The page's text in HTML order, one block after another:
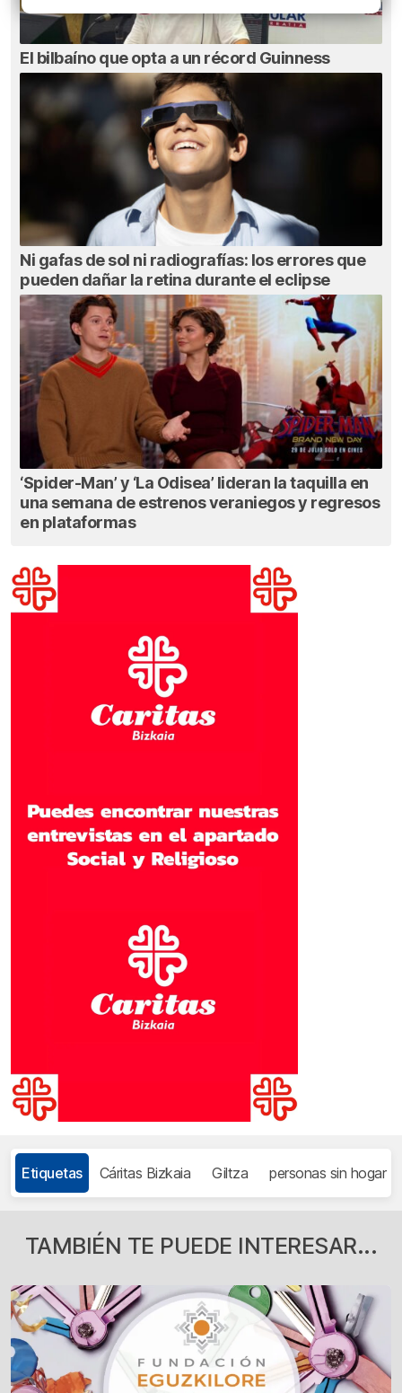
El bilbaíno que opta a un récord Guinness
Ni gafas de sol ni radiografías: los errores que
pueden dañar la retina durante el eclipse
‘Spider-Man’ y ‘La Odisea’ lideran la taquilla en
una semana de estrenos veraniegos y regresos
en plataformas
Etiquetas Cáritas Bizkaia Giltza personas sin hogar
TAMBIÉN TE PUEDE INTERESAR...